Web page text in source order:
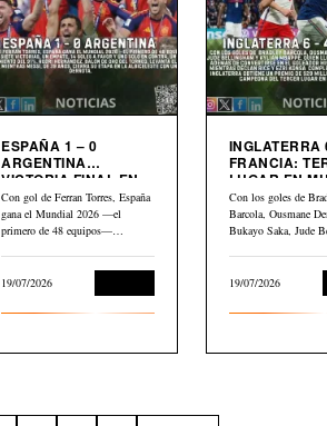
ESPAÑA 1 – 0
ARGENTINA
VICTORIA FINAL EN
MUNDIAL 2026
Con gol de Ferran Torres, España
gana el Mundial 2026 —el
primero de 48 equipos—…
19/07/2026
INGLATERRA
FRANCIA: TERCER
LUGAR EN
2026
Con los goles de
Barcola, Ousmane
Bukayo Saka, Jude
19/07/2026